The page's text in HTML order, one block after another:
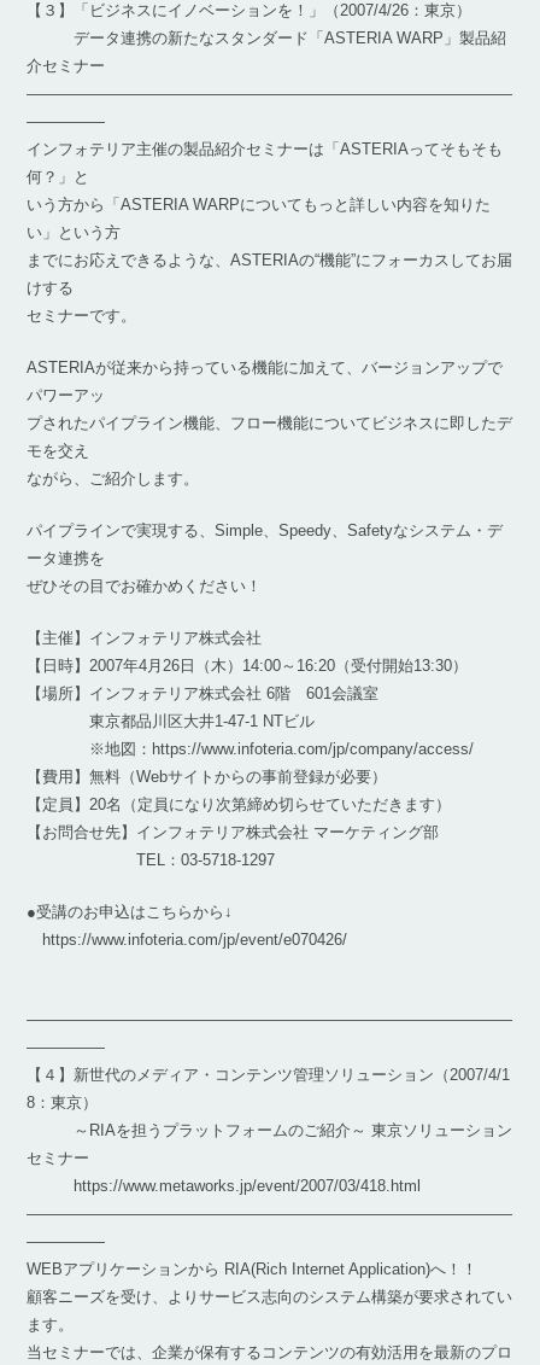
【３】「ビジネスにイノベーションを！」（2007/4/26：東京）
データ連携の新たなスタンダード「ASTERIA WARP」製品紹
介セミナー
―――――――――――――――――――――――――――――――
―――――
インフォテリア主催の製品紹介セミナーは「ASTERIAってそもそも
何？」と
いう方から「ASTERIA WARPについてもっと詳しい内容を知りた
い」という方
までにお応えできるような、ASTERIAの“機能”にフォーカスしてお届
けする
セミナーです。
ASTERIAが従来から持っている機能に加えて、バージョンアップで
パワーアッ
プされたパイプライン機能、フロー機能についてビジネスに即したデ
モを交え
ながら、ご紹介します。
パイプラインで実現する、Simple、Speedy、Safetyなシステム・デ
ータ連携を
ぜひその目でお確かめください！
【主催】インフォテリア株式会社
【日時】2007年4月26日（木）14:00～16:20（受付開始13:30）
【場所】インフォテリア株式会社 6階 601会議室
東京都品川区大井1-47-1 NTビル
※地図：https://www.infoteria.com/jp/company/access/
【費用】無料（Webサイトからの事前登録が必要）
【定員】20名（定員になり次第締め切らせていただきます）
【お問合せ先】インフォテリア株式会社 マーケティング部
TEL：03-5718-1297
●受講のお申込はこちらから↓
https://www.infoteria.com/jp/event/e070426/
―――――――――――――――――――――――――――――――
―――――
【４】新世代のメディア・コンテンツ管理ソリューション（2007/4/1
8：東京）
～RIAを担うプラットフォームのご紹介～ 東京ソリューション
セミナー
https://www.metaworks.jp/event/2007/03/418.html
―――――――――――――――――――――――――――――――
―――――
WEBアプリケーションから RIA(Rich Internet Application)へ！！
顧客ニーズを受け、よりサービス志向のシステム構築が要求されてい
ます。
当セミナーでは、企業が保有するコンテンツの有効活用を最新のプロ